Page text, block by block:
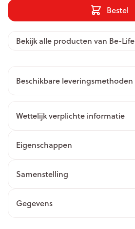
Bestel
Bekijk alle producten van Be-Life
Beschikbare leveringsmethoden
Wettelijk verplichte informatie
Eigenschappen
Samenstelling
Gegevens